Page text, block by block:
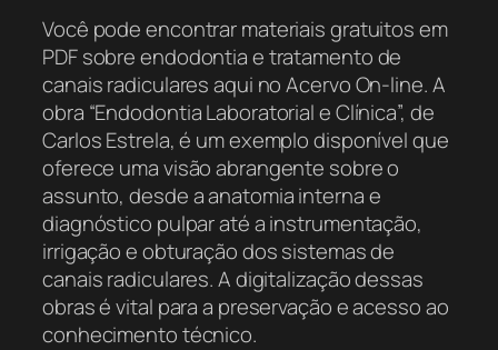
Você pode encontrar materiais gratuitos em
PDF sobre endodontia e tratamento de
canais radiculares aqui no Acervo On-line. A
obra “Endodontia Laboratorial e Clínica”, de
Carlos Estrela, é um exemplo disponível que
oferece uma visão abrangente sobre o
assunto, desde a anatomia interna e
diagnóstico pulpar até a instrumentação,
irrigação e obturação dos sistemas de
canais radiculares. A digitalização dessas
obras é vital para a preservação e acesso ao
conhecimento técnico.